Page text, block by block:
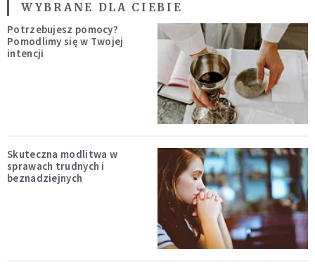
WYBRANE DLA CIEBIE
Potrzebujesz pomocy?
Pomodlimy się w Twojej
intencji
Skuteczna modlitwa w
sprawach trudnych i
beznadziejnych